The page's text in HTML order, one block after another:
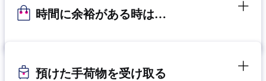
時間に余裕がある時は…
預けた手荷物を受け取る